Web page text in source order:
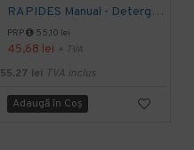
RAPIDES Manual - Detergent rapid, 750 ml, Kiehl
PRP 55,10 lei
45,68 lei + TVA
55,27 lei TVA inclus
Adaugă în Coş